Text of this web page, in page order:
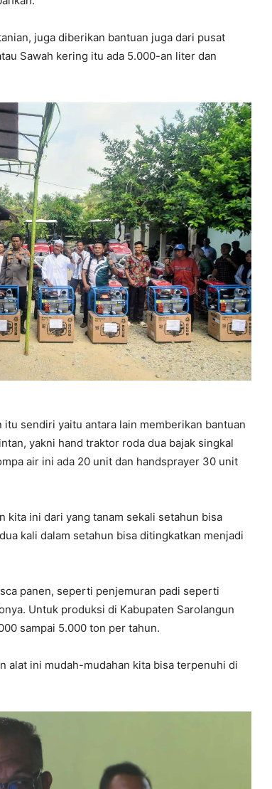
juga diberikan bantuan juga dari pusat
Sawah kering itu ada 5.000-an liter dan
sendiri yaitu antara lain memberikan bantuan
yakni hand traktor roda dua bajak singkal
air ini ada 20 unit dan handsprayer 30 unit
kita ini dari yang tanam sekali setahun bisa
kali dalam setahun bisa ditingkatkan menjadi
panen, seperti penjemuran padi seperti
Untuk produksi di Kabupaten Sarolangun
sampai 5.000 ton per tahun.
alat ini mudah-mudahan kita bisa terpenuhi di